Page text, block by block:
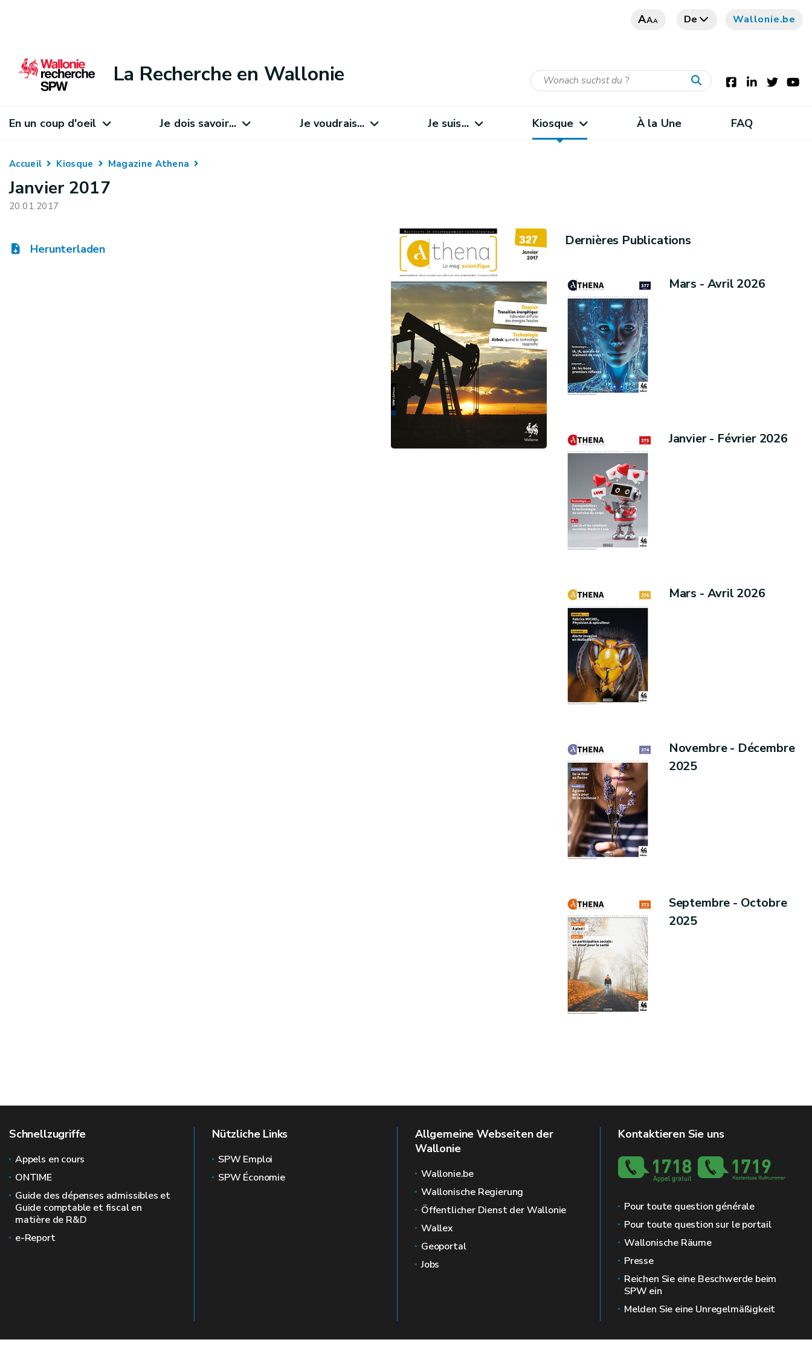
AAA De Wallonie.be
La Recherche en Wallonie
En un coup d'oeil Je dois savoir... Je voudrais... Je suis... Kiosque À la Une FAQ
Accueil Kiosque Magazine Athena
Janvier 2017
20.01.2017
Herunterladen
Dernières Publications
Mars - Avril 2026
Janvier - Février 2026
Mars - Avril 2026
Novembre - Décembre
2025
Septembre - Octobre
2025
Schnellzugriffe
Appels en cours
ONTIME
Guide des dépenses admissibles et
Guide comptable et fiscal en
matière de R&D
e-Report
Nützliche Links
SPW Emploi
SPW Économie
Allgemeine Webseiten der
Wallonie
Wallonie.be
Wallonische Regierung
Öffentlicher Dienst der Wallonie
Wallex
Geoportal
Jobs
Kontaktieren Sie uns
Pour toute question générale
Pour toute question sur le portail
Wallonische Räume
Presse
Reichen Sie eine Beschwerde beim
SPW ein
Melden Sie eine Unregelmäßigkeit